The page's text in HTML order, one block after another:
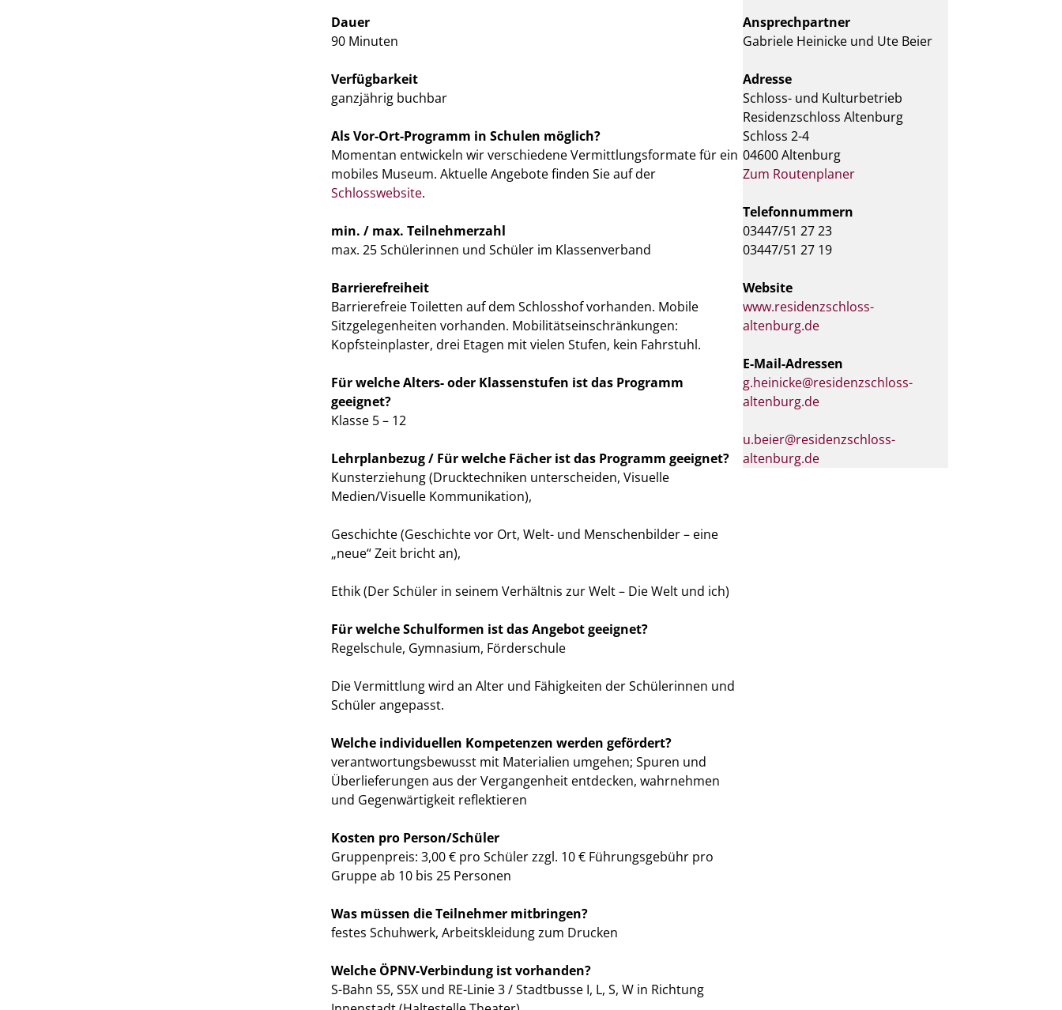
Dauer
90 Minuten
Verfügbarkeit
ganzjährig buchbar
Als Vor-Ort-Programm in Schulen möglich?
Momentan entwickeln wir verschiedene Vermittlungsformate für ein
mobiles Museum. Aktuelle Angebote finden Sie auf der
Schlosswebsite.
min. / max. Teilnehmerzahl
max. 25 Schülerinnen und Schüler im Klassenverband
Barrierefreiheit
Barrierefreie Toiletten auf dem Schlosshof vorhanden. Mobile
Sitzgelegenheiten vorhanden. Mobilitätseinschränkungen:
Kopfsteinplaster, drei Etagen mit vielen Stufen, kein Fahrstuhl.
Für welche Alters- oder Klassenstufen ist das Programm
geeignet?
Klasse 5 – 12
Lehrplanbezug / Für welche Fächer ist das Programm geeignet?
Kunsterziehung (Drucktechniken unterscheiden, Visuelle
Medien/Visuelle Kommunikation),
Geschichte (Geschichte vor Ort, Welt- und Menschenbilder – eine
„neue“ Zeit bricht an),
Ethik (Der Schüler in seinem Verhältnis zur Welt – Die Welt und ich)
Für welche Schulformen ist das Angebot geeignet?
Regelschule, Gymnasium, Förderschule
Die Vermittlung wird an Alter und Fähigkeiten der Schülerinnen und
Schüler angepasst.
Welche individuellen Kompetenzen werden gefördert?
verantwortungsbewusst mit Materialien umgehen; Spuren und
Überlieferungen aus der Vergangenheit entdecken, wahrnehmen
und Gegenwärtigkeit reflektieren
Kosten pro Person/Schüler
Gruppenpreis: 3,00 € pro Schüler zzgl. 10 € Führungsgebühr pro
Gruppe ab 10 bis 25 Personen
Was müssen die Teilnehmer mitbringen?
festes Schuhwerk, Arbeitskleidung zum Drucken
Welche ÖPNV-Verbindung ist vorhanden?
S-Bahn S5, S5X und RE-Linie 3 / Stadtbusse I, L, S, W in Richtung
Ansprechpartner
Gabriele Heinicke und Ute Beier
Adresse
Schloss- und Kulturbetrieb
Residenzschloss Altenburg
Schloss 2-4
04600 Altenburg
Zum Routenplaner
Telefonnummern
03447/51 27 23
03447/51 27 19
Website
www.residenzschloss-
altenburg.de
E-Mail-Adressen
g.heinicke@residenzschloss-
altenburg.de
u.beier@residenzschloss-
altenburg.de